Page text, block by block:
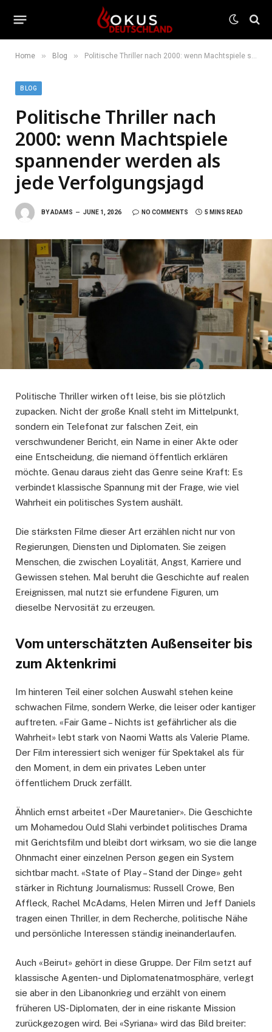
Home » Blog » Politische Thriller nach 2000: wenn Machtspiele spannender werden als jede Verfolgungsjagd
BLOG
Politische Thriller nach
2000: wenn Machtspiele
spannender werden als
jede Verfolgungsjagd
BYADAMS JUNE 1, 2026 NO COMMENTS 5 MINS READ
Politische Thriller wirken oft leise, bis sie plötzlich
zupacken. Nicht der große Knall steht im Mittelpunkt,
sondern ein Telefonat zur falschen Zeit, ein
verschwundener Bericht, ein Name in einer Akte oder
eine Entscheidung, die niemand öffentlich erklären
möchte. Genau daraus zieht das Genre seine Kraft: Es
verbindet klassische Spannung mit der Frage, wie viel
Wahrheit ein politisches System aushält.
Die stärksten Filme dieser Art erzählen nicht nur von
Regierungen, Diensten und Diplomaten. Sie zeigen
Menschen, die zwischen Loyalität, Angst, Karriere und
Gewissen stehen. Mal beruht die Geschichte auf realen
Ereignissen, mal nutzt sie erfundene Figuren, um
dieselbe Nervosität zu erzeugen.
Vom unterschätzten Außenseiter bis
zum Aktenkrimi
Im hinteren Teil einer solchen Auswahl stehen keine
schwachen Filme, sondern Werke, die leiser oder kantiger
auftreten. «Fair Game – Nichts ist gefährlicher als die
Wahrheit» lebt stark von Naomi Watts als Valerie Plame.
Der Film interessiert sich weniger für Spektakel als für
den Moment, in dem ein privates Leben unter
öffentlichem Druck zerfällt.
Ähnlich ernst arbeitet «Der Mauretanier». Die Geschichte
um Mohamedou Ould Slahi verbindet politisches Drama
mit Gerichtsfilm und bleibt dort wirksam, wo sie die lange
Ohnmacht einer einzelnen Person gegen ein System
sichtbar macht. «State of Play – Stand der Dinge» geht
stärker in Richtung Journalismus: Russell Crowe, Ben
Affleck, Rachel McAdams, Helen Mirren und Jeff Daniels
tragen einen Thriller, in dem Recherche, politische Nähe
und persönliche Interessen ständig ineinanderlaufen.
Auch «Beirut» gehört in diese Gruppe. Der Film setzt auf
klassische Agenten- und Diplomatenatmosphäre, verlegt
sie aber in den Libanonkrieg und erzählt von einem
früheren US-Diplomaten, der in eine riskante Mission
zurückgezogen wird. Bei «Syriana» wird das Bild breiter: